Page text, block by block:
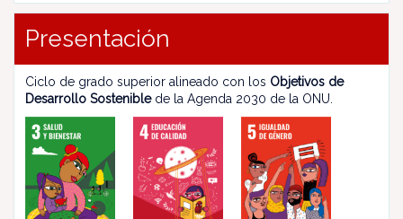
Presentación
Ciclo de grado superior alineado con los Objetivos de
Desarrollo Sosteniblede la Agenda 2030 de la ONU.